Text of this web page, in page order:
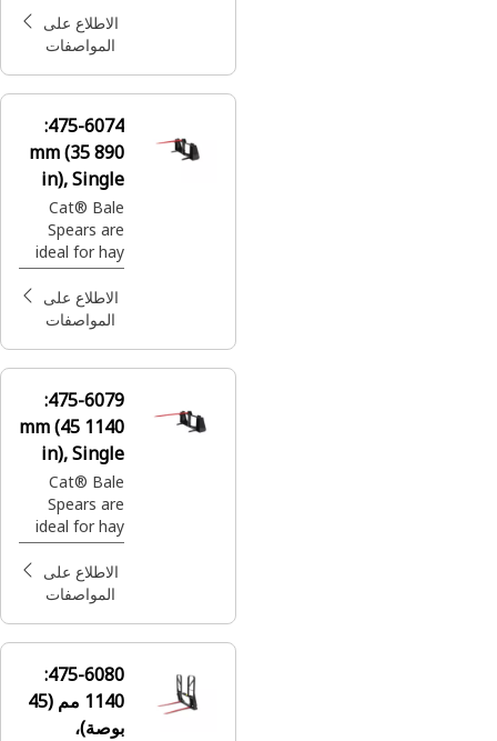
لبالات القش،
المستديرة
وكذلك المواد
في شكل بالات
في تطبيقات
الزراعة.
الاطلاع على
المواصفات
475-6074:
890 mm (35
in), Single
Tine
Cat® Bale
Spears are
ideal for hay
bales, both
round and
square as well
material in
applications.
الاطلاع على
المواصفات
475-6079:
1140 mm (45
in), Single
Tine
Cat® Bale
Spears are
ideal for hay
bales, both
round and
square as well
material in
applications.
الاطلاع على
المواصفات
475-6080:
1140 مم (45
بوصة)،